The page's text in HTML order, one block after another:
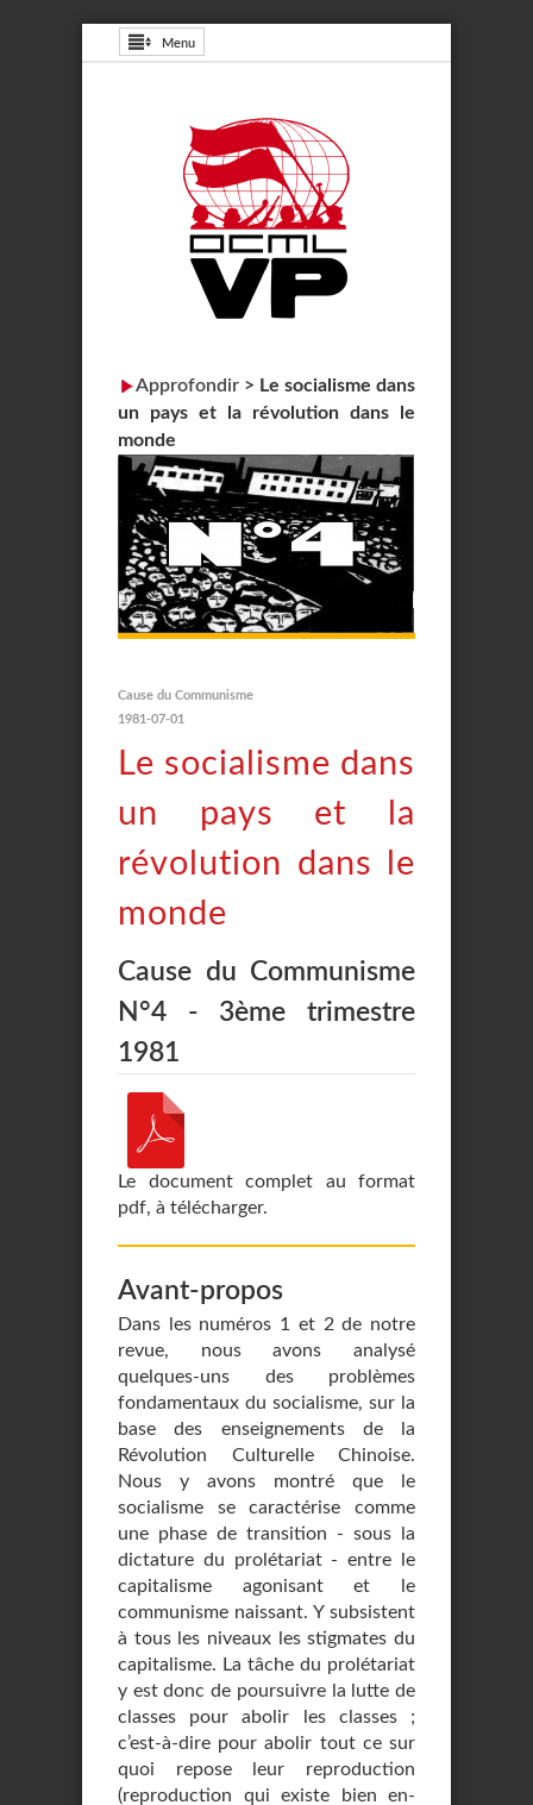
Menu
Approfondir > Le socialisme dans
un pays et la révolution dans le
monde
Cause du Communisme
1981-07-01
Le socialisme dans
un pays et la
révolution dans le
monde
Cause du Communisme
N°4 - 3ème trimestre
1981
Le document complet au format
pdf, à télécharger.
Avant-propos
Dans les numéros 1 et 2 de notre
revue, nous avons analysé
quelques-uns des problèmes
fondamentaux du socialisme, sur la
base des enseignements de la
Révolution Culturelle Chinoise.
Nous y avons montré que le
socialisme se caractérise comme
une phase de transi­tion - sous la
dictature du prolétariat - entre le
capitalisme agonisant et le
communisme naissant. Y subsistent
à tous les niveaux les stigmates du
capitalisme. La tâche du prolé­tariat
y est donc de poursuivre la lutte de
classes pour abolir les classes ;
c’est-à-dire pour abolir tout ce sur
quoi repose leur reproduction
(reproduction qui existe bien en­